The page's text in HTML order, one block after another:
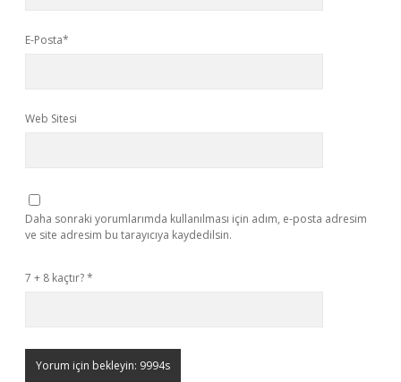
E-Posta*
Web Sitesi
Daha sonraki yorumlarımda kullanılması için adım, e-posta adresim
ve site adresim bu tarayıcıya kaydedilsin.
7 + 8 kaçtır?*